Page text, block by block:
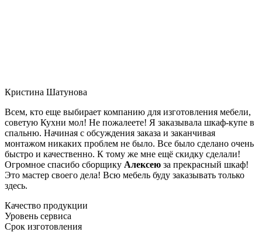
Кристина Шатунова
Всем, кто еще выбирает компанию для изготовления мебели,
советую Кухни мол! Не пожалеете! Я заказывала шкаф-купе в
спальню. Начиная с обсуждения заказа и заканчивая
монтажом никаких проблем не было. Все было сделано очень
быстро и качественно. К тому же мне ещё скидку сделали!
Огромное спасибо сборщику Алексею за прекрасный шкаф!
Это мастер своего дела! Всю мебель буду заказывать только
здесь.
Качество продукции
Уровень сервиса
Срок изготовления